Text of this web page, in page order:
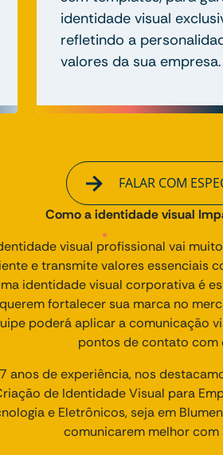
identidade visual
refletindo a
valores da sua empresa.
FALAR COM
Como a identidade visual
visual profissional vai
e transmite valores essenciais
identidade visual corporativa é
fortalecer sua marca no
poderá aplicar a comunicação
pontos de contato com
anos de experiência, nos
de Identidade Visual para
e Eletrônicos, seja em
comunicarem melhor com